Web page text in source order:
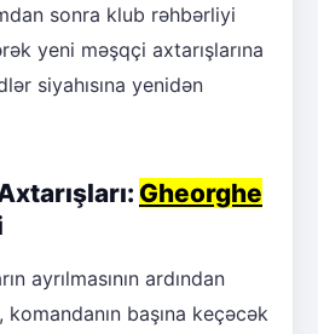
sonra klub rəhbərliyi
yeni məşqçi axtarışlarına
siyahısına yenidən
Gheorghe
ayrılmasının ardından
başına keçəcək